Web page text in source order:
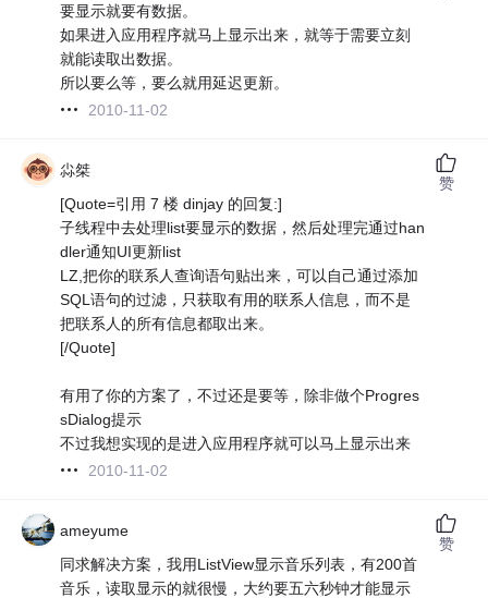
要显示就要有数据。
如果进入应用程序就马上显示出来，就等于需要立刻
就能读取出数据。
所以要么等，要么就用延迟更新。
2010-11-02
尛桀
[Quote=引用 7 楼 dinjay 的回复:]
子线程中去处理list要显示的数据，然后处理完通过han
dler通知UI更新list
LZ,把你的联系人查询语句贴出来，可以自己通过添加
SQL语句的过滤，只获取有用的联系人信息，而不是
把联系人的所有信息都取出来。
[/Quote]
有用了你的方案了，不过还是要等，除非做个Progres
sDialog提示
不过我想实现的是进入应用程序就可以马上显示出来
2010-11-02
赞
ameyume
同求解决方案，我用ListView显示音乐列表，有200首
音乐，读取显示的就很慢，大约要五六秒钟才能显示
赞